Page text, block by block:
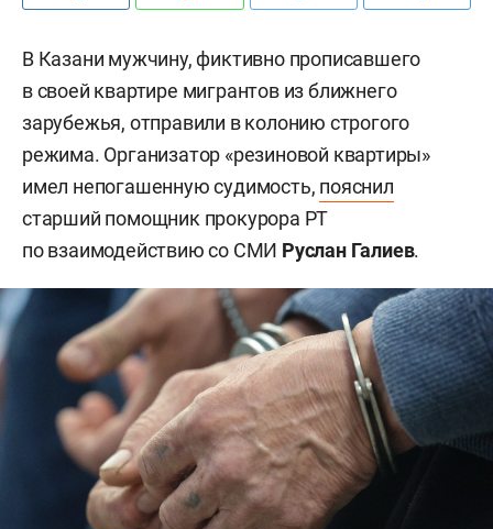
В Казани мужчину, фиктивно прописавшего
в своей квартире мигрантов из ближнего
зарубежья, отправили в колонию строгого
режима. Организатор «резиновой квартиры»
имел непогашенную судимость, пояснил
старший помощник прокурора РТ
по взаимодействию со СМИ Руслан Галиев.